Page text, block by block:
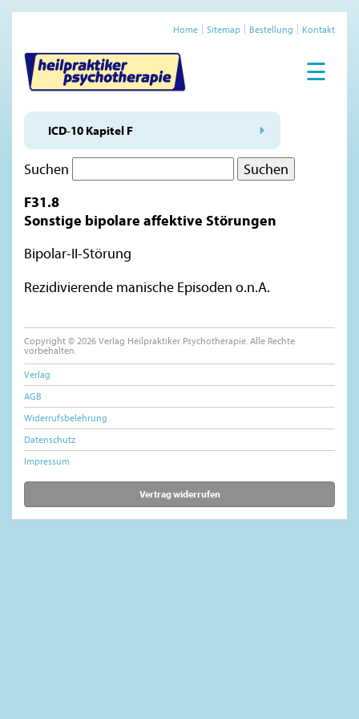
Home Sitemap Bestellung Kontakt
☰
ICD-10 Kapitel F
Suchen
F31.8
Sonstige bipolare affektive Störungen
Bipolar-II-Störung
Rezidivierende manische Episoden o.n.A.
Copyright © 2026 Verlag Heilpraktiker Psychotherapie. Alle Rechte
vorbehalten.
Verlag
AGB
Widerrufsbelehrung
Datenschutz
Impressum
Vertrag widerrufen